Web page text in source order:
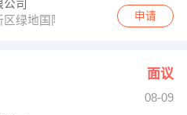
司
绿地国际博览城101栋6F申请
面议
08-09